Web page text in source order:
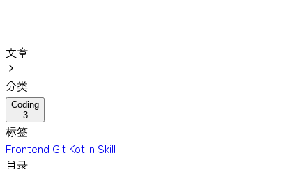
文章
分类
Coding
3
标签
Frontend Git Kotlin Skill
目录